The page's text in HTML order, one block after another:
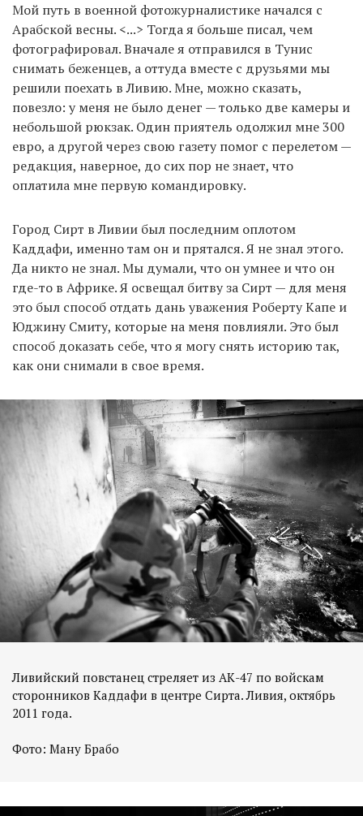
Мой путь в военной фотожурналистике начался с
Арабской весны. <...> Тогда я больше писал, чем
фотографировал. Вначале я отправился в Тунис
снимать беженцев, а оттуда вместе с друзьями мы
решили поехать в Ливию. Мне, можно сказать,
повезло: у меня не было денег — только две камеры и
небольшой рюкзак. Один приятель одолжил мне 300
евро, а другой через свою газету помог с перелетом —
редакция, наверное, до сих пор не знает, что
оплатила мне первую командировку.
Город Сирт в Ливии был последним оплотом
Каддафи, именно там он и прятался. Я не знал этого.
Да никто не знал. Мы думали, что он умнее и что он
где-то в Африке. Я освещал битву за Сирт — для меня
это был способ отдать дань уважения Роберту Капе и
Юджину Смиту, которые на меня повлияли. Это был
способ доказать себе, что я могу снять историю так,
как они снимали в свое время.
Ливийский повстанец стреляет из АК-47 по войскам
сторонников Каддафи в центре Сирта. Ливия, октябрь
2011 года.